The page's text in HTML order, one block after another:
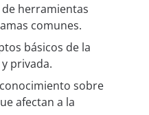
de herramientas
comunes.
básicos de la
privada.
sobre
afectan a la